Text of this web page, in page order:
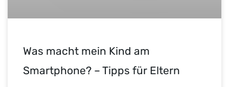
Was macht mein Kind am
Smartphone? – Tipps für Eltern